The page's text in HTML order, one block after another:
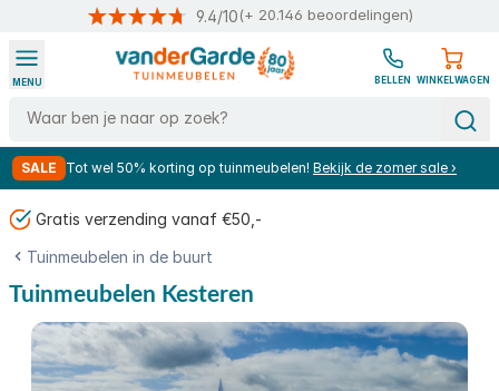
9.4/10(+ 20.146 beoordelingen)
Search
MENU BELLEN WINKELWAGEN
SALE Tot wel 50% korting op tuinmeubelen! Bekijk de zomer sale ›
Gratis verzending vanaf €50,-
Tuinmeubelen in de buurt
Tuinmeubelen Kesteren